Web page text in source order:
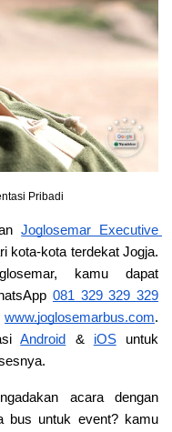
Pribadi
Joglosemar Executive
kota-kota terdekat Jogja.
kamu dapat
081 329 329 329
www.joglosemarbus.com.
Android & iOS untuk
acara dengan
bus untuk event? kamu